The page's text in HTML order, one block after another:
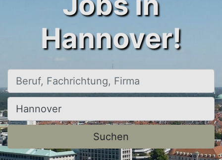
Hannover!
Beruf, Fachrichtung, Firma
Ort, Stadt
Suchen